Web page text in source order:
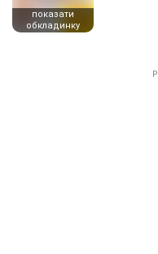
показати
обкладинку